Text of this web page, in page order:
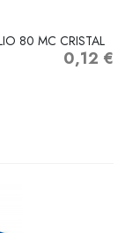
80 MC CRISTAL
Precio
0,12 €